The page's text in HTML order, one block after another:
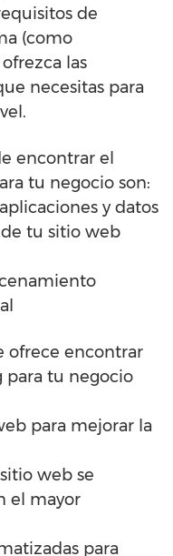
de
(como
las
necesitas para
encontrar el
tu negocio son:
y datos
de tu sitio web
ofrece encontrar
para tu negocio
para mejorar la
web se
el mayor
para